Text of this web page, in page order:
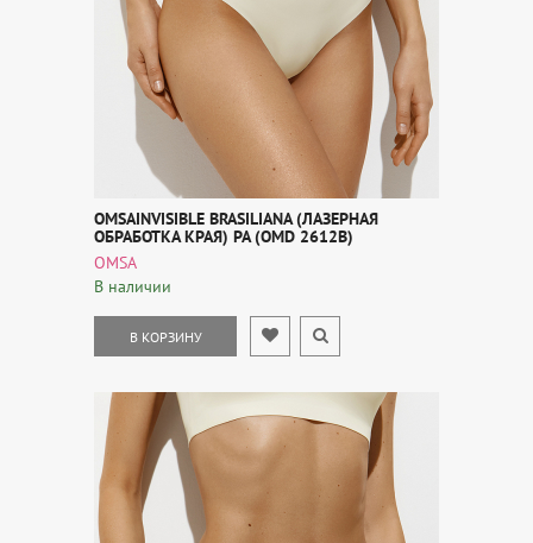
OMSAINVISIBLE BRASILIANA (ЛАЗЕРНАЯ
ОБРАБОТКА КРАЯ) PA (OMD 2612B)
OMSA
В наличии
В КОРЗИНУ